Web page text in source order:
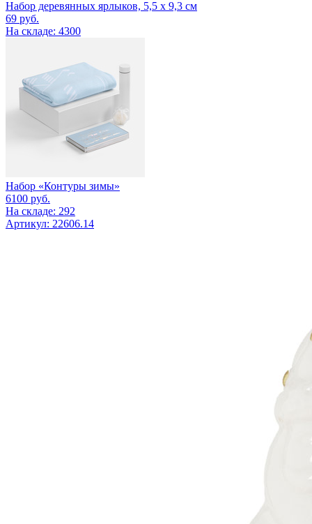
Набор деревянных ярлыков, 5,5 х 9,3 см
69 руб.
На складе: 4300
Набор «Контуры зимы»
6100 руб.
На складе: 292
Артикул: 22606.14